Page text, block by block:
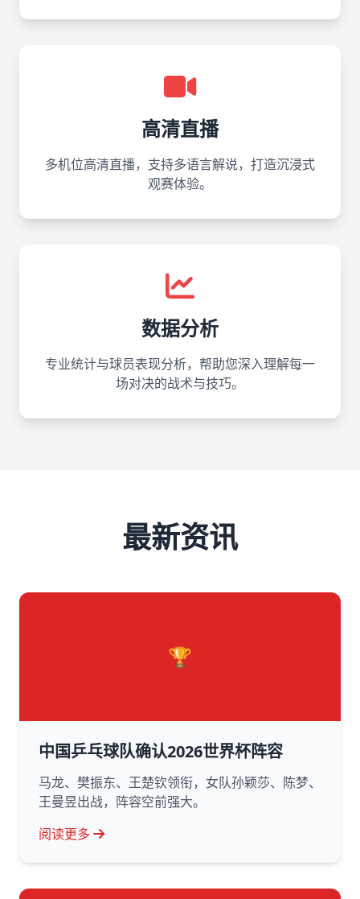
高清直播
多机位高清直播，支持多语言解说，打造沉浸式
观赛体验。
数据分析
专业统计与球员表现分析，帮助您深入理解每一
场对决的战术与技巧。
最新资讯
🏆
中国乒乓球队确认2026世界杯阵容
马龙、樊振东、王楚钦领衔，女队孙颖莎、陈梦、
王曼昱出战，阵容空前强大。
阅读更多